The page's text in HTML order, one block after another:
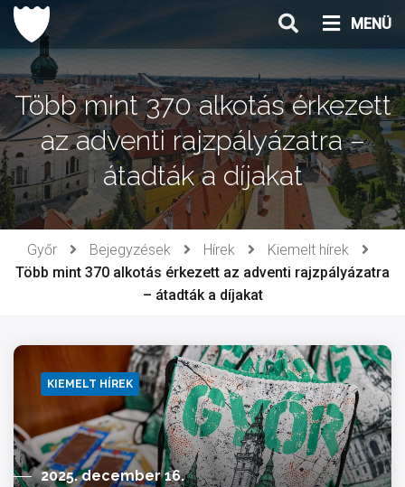
Ugrás
tartalomhoz
MENÜ
Több mint 370 alkotás érkezett
az adventi rajzpályázatra –
átadták a díjakat
Győr Bejegyzések Hírek
Kiemelt hírek
Több mint 370 alkotás érkezett az adventi rajzpályázatra
– átadták a díjakat
KIEMELT HÍREK
2025. december 16.